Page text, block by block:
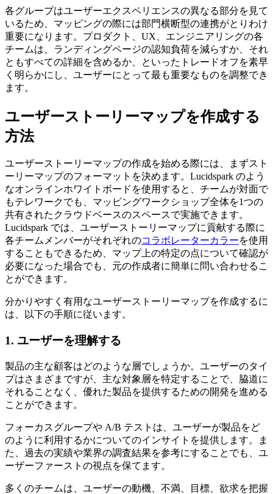
各グループはユーザーエクスペリエンスの異なる部分を見て
いるため、マッピングの際には部門横断型の連携がとりわけ
重要になります。プロダクト、UX、エンジニアリングの各
チームは、ランディングページの認知負荷を減らすか、それ
ともすべての詳細を含めるか、といったトレードオフを素早
く明らかにし、ユーザーにとって最も重要なものを調整でき
ます。
ユーザーストーリーマップを作成する
方法
ユーザーストーリーマップの作成を始める際には、まずスト
ーリーマップのフォーマットを決めます。Lucidspark のよう
なオンラインホワイトボードを使用すると、チームが対面で
もテレワークでも、マッピングワークショップ全体を1つの
共有されたクラウドベースのスペースで実施できます。
Lucidspark では、ユーザーストーリーマップに貢献する際に
各チームメンバーがそれぞれのコラボレーターカラーを使用
することもできるため、マップ上の特定の点について確認が
必要になった場合でも、元の作成者に簡単に問い合わせるこ
とができます。
分かりやすく有用なユーザーストーリーマップを作成するに
は、以下の手順に従います。
1. ユーザーを理解する
製品の主な顧客はどのような層でしょうか。ユーザーのタイ
プはさまざまですが、主な対象層を特定することで、脇道に
それることなく、優れた製品を提供するための開発を進める
ことができます。
フォーカスグループや A/B テストは、ユーザーが製品をど
のように利用するかについてのインサイトを提供します。ま
た、過去の実績や業界の調査結果を参考にすることでも、ユ
ーザーファーストの視点を保てます。
多くのチームは、ユーザーの動機、不満、目標、欲求を把握